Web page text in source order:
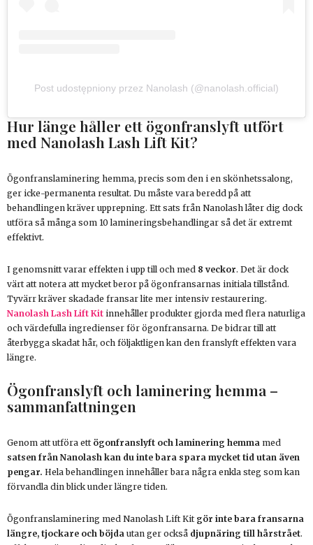
Post udostępniony przez Nanolash (@nanolash.official)
Hur länge håller ett ögonfranslyft utfört
med Nanolash Lash Lift Kit?
Ögonfranslaminering hemma, precis som den i en skönhetssalong,
ger icke-permanenta resultat. Du måste vara beredd på att
behandlingen kräver upprepning. Ett sats från Nanolash låter dig dock
utföra så många som 10 lamineringsbehandlingar så det är extremt
effektivt.
I genomsnitt varar effekten i upp till och med 8 veckor. Det är dock
värt att notera att mycket beror på ögonfransarnas initiala tillstånd.
Tyvärr kräver skadade fransar lite mer intensiv restaurering.
Nanolash Lash Lift Kit innehåller produkter gjorda med flera naturliga
och värdefulla ingredienser för ögonfransarna. De bidrar till att
återbygga skadat hår, och följaktligen kan den franslyft effekten vara
längre.
Ögonfranslyft och laminering hemma –
sammanfattningen
Genom att utföra ett ögonfranslyft och laminering hemma med
satsen från Nanolash kan du inte bara spara mycket tid utan även
pengar. Hela behandlingen innehåller bara några enkla steg som kan
förvandla din blick under längre tiden.
Ögonfranslaminering med Nanolash Lift Kit gör inte bara fransarna
längre, tjockare och böjda utan ger också djupnäring till hårstrået.